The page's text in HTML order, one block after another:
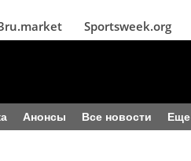
Sportsweek.org
Анонсы Все новости Еще